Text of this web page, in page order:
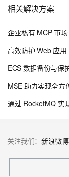
相关解决方案
企业私有 MCP 市
高效防护 Web 应用
ECS 数据备份与保
MSE 助力实现全方
通过 RocketMQ 实
关注我们： 新浪微博